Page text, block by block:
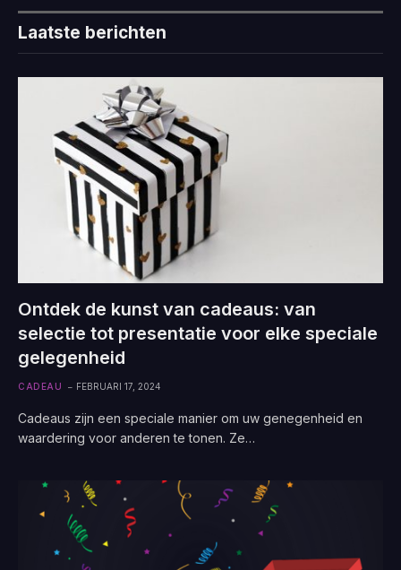
Laatste berichten
Ontdek de kunst van cadeaus: van
selectie tot presentatie voor elke speciale
gelegenheid
CADEAU FEBRUARI 17, 2024
Cadeaus zijn een speciale manier om uw genegenheid en
waardering voor anderen te tonen. Ze…